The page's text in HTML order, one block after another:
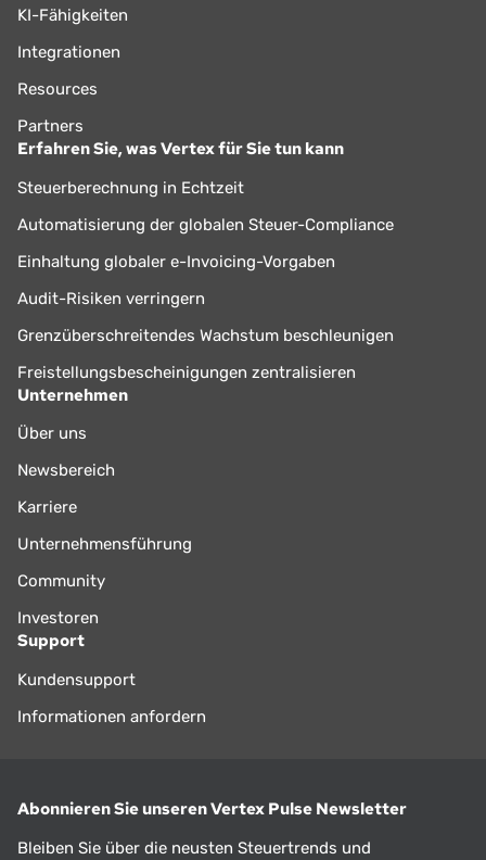
KI-Fähigkeiten
Integrationen
Resources
Partners
Erfahren Sie, was Vertex für Sie tun kann
Steuerberechnung in Echtzeit
Automatisierung der globalen Steuer-Compliance
Einhaltung globaler e-Invoicing-Vorgaben
Audit-Risiken verringern
Grenzüberschreitendes Wachstum beschleunigen
Freistellungsbescheinigungen zentralisieren
Unternehmen
Über uns
Newsbereich
Karriere
Unternehmensführung
Community
Investoren
Support
Kundensupport
Informationen anfordern
Abonnieren Sie unseren Vertex Pulse Newsletter
Bleiben Sie über die neusten Steuertrends und